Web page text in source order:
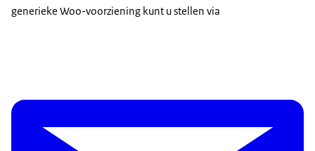
generieke Woo-voorziening kunt u stellen via